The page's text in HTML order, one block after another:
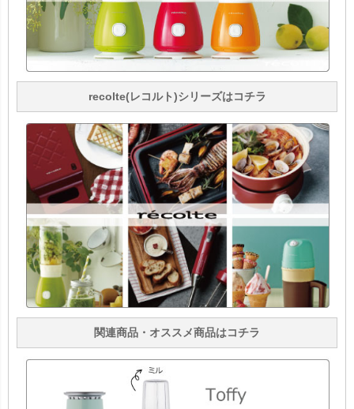
recolte(レコルト)シリーズはコチラ
関連商品・オススメ商品はコチラ